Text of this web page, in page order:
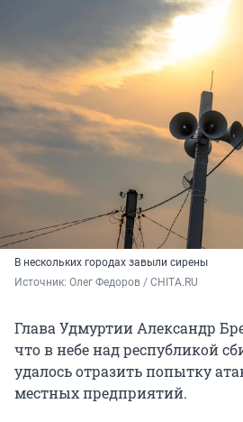
В нескольких городах завыли сирены
Источник: Олег Федоров / CHITA.RU
Глава Удмуртии Александр
что в небе над республикой
удалось отразить попытку
местных предприятий.